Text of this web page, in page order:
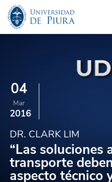
04
Mar
2016
DR. CLARK LIM
“Las soluciones
transporte
aspecto técnico